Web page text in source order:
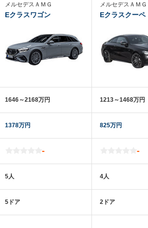
メルセデスＡＭＧ
Eクラスワゴン
1646～2168万円
1378万円
-
5人
5ドア
メルセデスＡＭＧ
Eクラスクーペ
1213～1468万円
825万円
-
4人
2ドア